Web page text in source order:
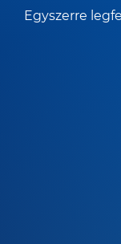
Egyszerre